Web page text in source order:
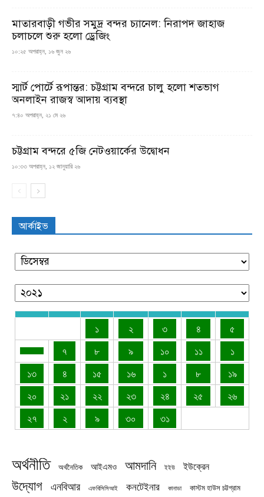
মাতারবাড়ী গভীর সমুদ্র বন্দর চ্যানেল: নিরাপদ জাহাজ
চলাচলে শুরু হলো ড্রেজিং
১০:২৫ অপরাহ্ন, ১৬ জুন ২৬
স্মার্ট পোর্টে রূপান্তর: চট্টগ্রাম বন্দরে চালু হলো শতভাগ
অনলাইন রাজস্ব আদায় ব্যবস্থা
৭:৪০ অপরাহ্ন, ২১ মে ২৬
চট্টগ্রাম বন্দরে ৫জি নেটওয়ার্কের উদ্বোধন
১০:৩৩ অপরাহ্ন, ১২ জানুয়ারি ২৬
আর্কাইভ
১ ২ ৩ ৪
৫
৭
৮ ৯ ১০ ১১
১
১৩
৪ ১৫ ১৬ ১ ৮
১৯
২০
২১ ২২ ২৩ ২৪ ২৫
২৬
২৭
২ ৯ ৩০ ৩১
অর্থনীতি অর্থনৈতিক আইএমও আমদানি ইইউ ইউক্রেন
উদ্যোগ এনবিআর এফবিসিসিআই কনটেইনার কানাডা কাস্টম হাউস চট্টগ্রাম